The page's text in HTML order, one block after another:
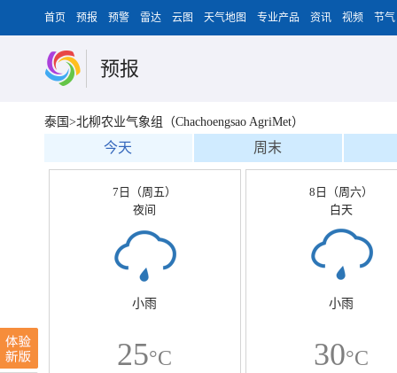
首页 预报 预警 雷达 云图 天气地图 专业产品 资讯 视频 节气
预报
泰国>北柳农业气象组（Chachoengsao AgriMet）
今天 周末
7日（周五）
夜间
小雨
25°C
8日（周六）
白天
小雨
30°C